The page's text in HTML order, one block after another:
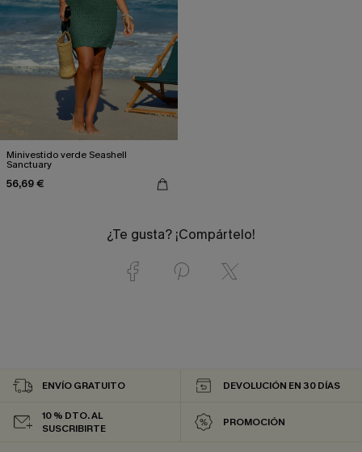
Minivestido verde Seashell
Sanctuary
56,69 €
¿Te gusta? ¡Compártelo!
ENVÍO GRATUITO DEVOLUCIÓN EN 30 DÍAS
10 % DTO. AL
SUSCRIBIRTE
PROMOCIÓN